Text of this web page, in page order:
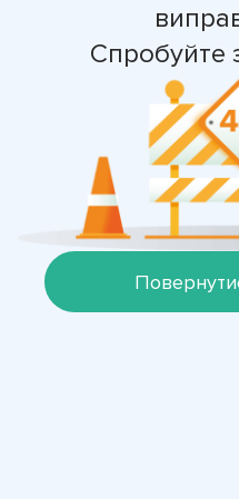
Спробуйте